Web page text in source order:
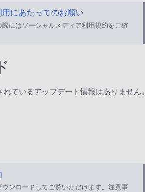
にあたってのお願い
にはソーシャルメディア利用規約をご確
ているアップデート情報はありません。
ンロードしてご覧いただけます。注意事